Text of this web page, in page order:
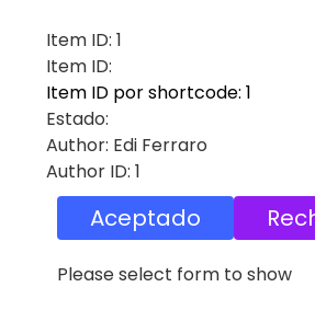
Item ID: 1
Item ID:
Item ID por shortcode: 1
Estado:
Author: Edi Ferraro
Author ID: 1
Aceptado
Please select form to show